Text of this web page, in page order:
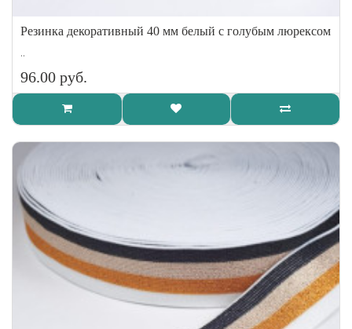
Резинка декоративный 40 мм белый с голубым люрексом
..
96.00 руб.